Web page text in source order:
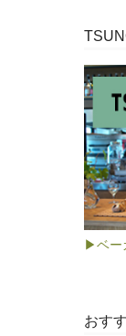
▶ベー
おす